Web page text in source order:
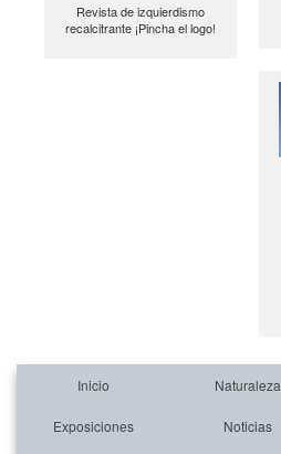
Revista de izquierdismo
recalcitrante ¡Pincha el logo!
Inicio Naturaleza
Exposiciones Noticias